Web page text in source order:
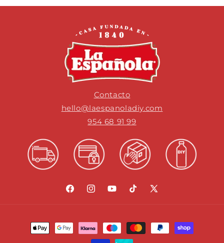
Contacto
hello@laespanoladiy.com
954 68 91 99
FacebookInstagramYouTubeTikTokX
Formas